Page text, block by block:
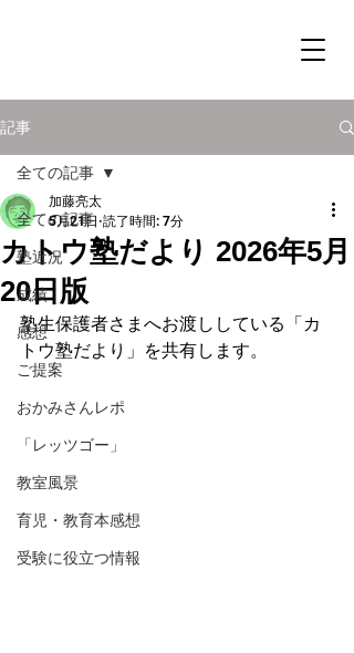
記事
全ての記事
塾近況
成績
感想
ご提案
おかみさんレポ
「レッツゴー」
教室風景
育児・教育本感想
受験に役立つ情報
全ての記事
カトウ塾だより 2026年5月
20日版
加藤亮太
5月21日 読了時間: 7分
塾生保護者さまへお渡ししている「カ
トウ塾だより」を共有します。